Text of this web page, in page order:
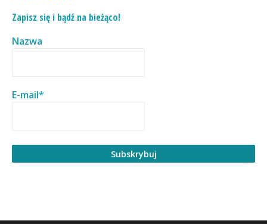
Zapisz się i bądź na bieżąco!
Nazwa
E-mail*